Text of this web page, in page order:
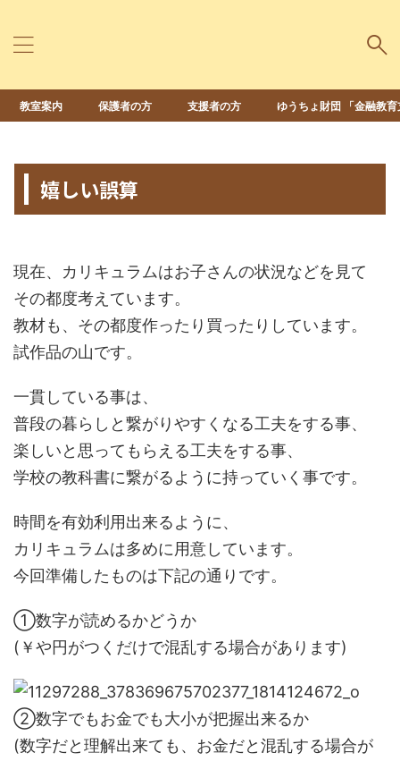
教室案内 保護者の方 支援者の方 ゆうちょ財団 「金融教
嬉しい誤算
現在、カリキュラムはお子さんの状況などを見て
その都度考えています。
教材も、その都度作ったり買ったりしています。
試作品の山です。
一貫している事は、
普段の暮らしと繋がりやすくなる工夫をする事、
楽しいと思ってもらえる工夫をする事、
学校の教科書に繋がるように持っていく事です。
時間を有効利用出来るように、
カリキュラムは多めに用意しています。
今回準備したものは下記の通りです。
①数字が読めるかどうか
(￥や円がつくだけで混乱する場合があります)
②数字でもお金でも大小が把握出来るか
(数字だと理解出来ても、お金だと混乱する場合が